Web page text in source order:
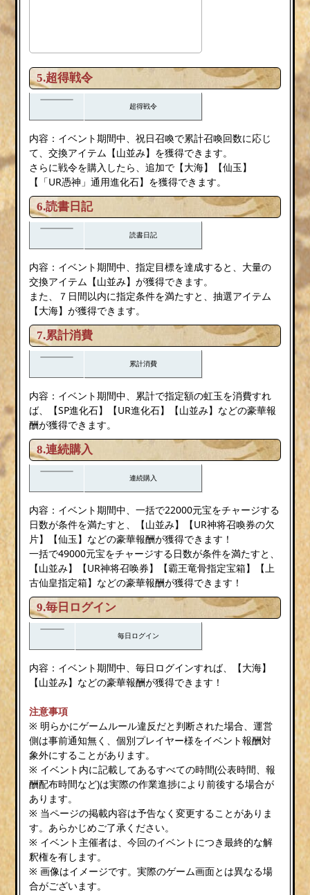
5.超得戦令
超得戦令
内容：イベント期間中、祝日召喚で累計召喚回数に応じ
て、交換アイテム【山並み】を獲得できます。
さらに戦令を購入したら、追加で【大海】【仙玉】
【「UR憑神」通用進化石】を獲得できます。
6.読書日記
読書日記
内容：イベント期間中、指定目標を達成すると、大量の
交換アイテム【山並み】が獲得できます。
また、７日間以内に指定条件を満たすと、抽選アイテム
【大海】が獲得できます。
7.累計消費
累計消費
内容：イベント期間中、累計で指定額の虹玉を消費すれ
ば、【SP進化石】【UR進化石】【山並み】などの豪華報
酬が獲得できます。
8.連続購入
連続購入
内容：イベント期間中、一括で22000元宝をチャージする
日数が条件を満たすと、【山並み】【UR神将召喚券の欠
片】【仙玉】などの豪華報酬が獲得できます！
一括で49000元宝をチャージする日数が条件を満たすと、
【山並み】【UR神将召唤券】【霸王竜骨指定宝箱】【上
古仙皇指定箱】などの豪華報酬が獲得できます！
9.毎日ログイン
毎日ログイン
内容：イベント期間中、毎日ログインすれば、【大海】
【山並み】などの豪華報酬が獲得できます！
注意事項
※ 明らかにゲームルール違反だと判断された場合、運営
側は事前通知無く、個別プレイヤー様をイベント報酬対
象外にすることがあります。
※ イベント内に記載してあるすべての時間(公表時間、報
酬配布時間など)は実際の作業進捗により前後する場合が
あります。
※ 当ページの掲載内容は予告なく変更することがありま
す。あらかじめご了承ください。
※ イベント主催者は、今回のイベントにつき最終的な解
釈権を有します。
※ 画像はイメージです。実際のゲーム画面とは異なる場
合がございます。